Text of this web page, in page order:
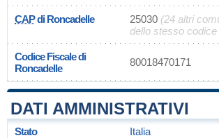
CAPdi Roncadelle 25030 (24 altri
dello stesso codice
Codice Fiscale di
Roncadelle
80018470171
DATI AMMINISTRATIVI
Stato Italia